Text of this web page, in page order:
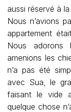
aussi réservé à
Nous n’avions
appartement
Nous
amenions les
n’a pas été
avec Sua, le
faisant le vide
quelque chose